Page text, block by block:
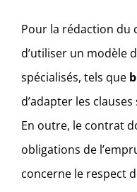
Pour la rédaction du
d’utiliser un modèle
spécialisés, tels que
d’adapter les
En outre, le contrat
obligations de
concerne le respect